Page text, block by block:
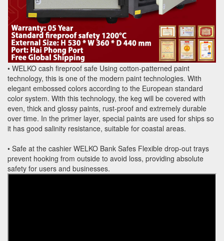
• WELKO cash fireproof safe Using cotton-patterned paint
technology, this is one of the modern paint technologies. With
elegant embossed colors according to the European standard
color system. With this technology, the keg will be covered with
even, thick and glossy paints, rust-proof and extremely durable
over time. In the primer layer, special paints are used for ships so
it has good salinity resistance, suitable for coastal areas.
• Safe at the cashier WELKO Bank Safes Flexible drop-out trays
prevent hooking from outside to avoid loss, providing absolute
safety for users and businesses.